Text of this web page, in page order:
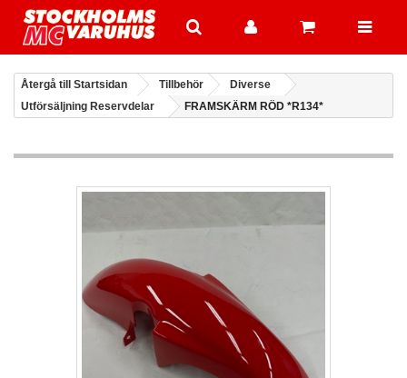
Återgå till Startsidan Tillbehör
Diverse
Utförsäljning Reservdelar
FRAMSKÄRM RÖD *R134*